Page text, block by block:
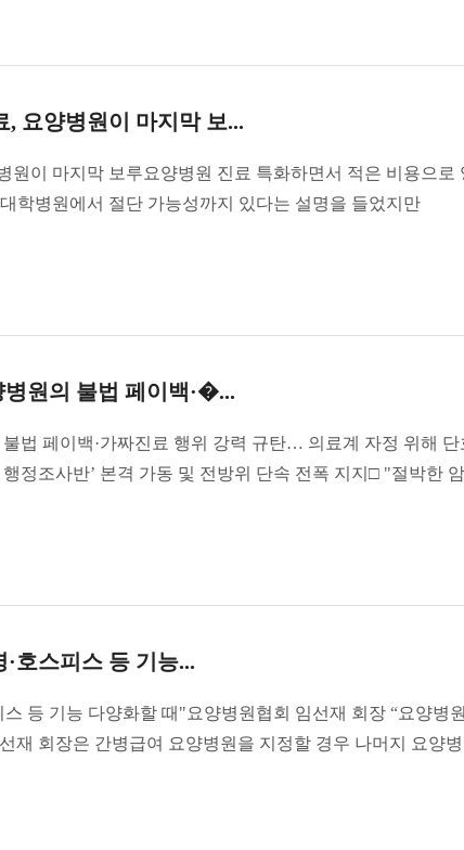
요양병원이 마지막 보...
원이 마지막 보루요양병원 진료 특화하면서 적은 비용으로
학병원에서 절단 가능성까지 있다는 설명을 들었지만
원의 불법 페이백·�...
법 페이백·가짜진료 행위 강력 규탄… 의료계 자정 위해 단
정조사반’ 본격 가동 및 전방위 단속 전폭 지지□ "절박한
호스피스 등 기능...
등 기능 다양화할 때"요양병원협회 임선재 회장 “요양병
재 회장은 간병급여 요양병원을 지정할 경우 나머지 요양